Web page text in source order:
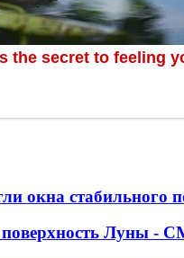
окна стабильного
поверхность Луны -